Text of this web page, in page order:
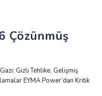
Çözünmüş
Gizli Tehlike, Gelişmiş
EYMA Power’dan Kritik